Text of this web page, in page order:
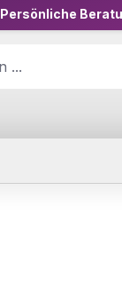
Persönliche